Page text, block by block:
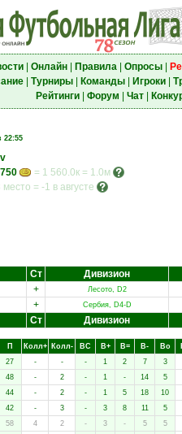
| Онлайн| Правила| Опросы|
| Турниры| Команды| Игроки|
Рейтинги| Форум Чат|
22:55
= 1 560.0к = 1.0м
место = -1 в августе
Ст Дивизион
+
Лесото, D2
+ Сербия, D4-D
Ст Дивизион
П Колл+ Колл- ВC В+ В= В- Вo
27 - - - 1 2 7
3
48 - 2 - 1 - 14
5
44 - 2 - 1 5 18
10
42 - 3 - 3 8 11
5
58 4 2 - 3 - 5
5